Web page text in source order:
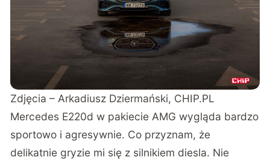
Zdjęcia – Arkadiusz Dziermański, CHIP.PL
Mercedes E220d w pakiecie AMG wygląda bardzo
sportowo i agresywnie. Co przyznam, że
delikatnie gryzie mi się z silnikiem diesla. Nie